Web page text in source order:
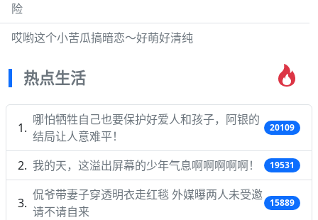
险
哎哟这个小苦瓜搞暗恋～好萌好清纯
热点生活
哪怕牺牲自己也要保护好爱人和孩子，阿银的
结局让人意难平！
20109
我的天，这溢出屏幕的少年气息啊啊啊啊啊！ 19531
侃爷带妻子穿透明衣走红毯 外媒曝两人未受邀
请不请自来
15889